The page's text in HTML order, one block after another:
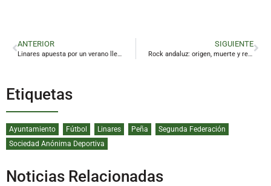
ANTERIOR
Linares apuesta por un verano lleno de ocio, deporte y formación para los jóvenes
SIGUIENTE
Rock andaluz: origen, muerte y resurgir de un estilo propio
Etiquetas
Ayuntamiento Fútbol Linares Peña
Segunda Federación
Sociedad Anónima Deportiva
Noticias Relacionadas